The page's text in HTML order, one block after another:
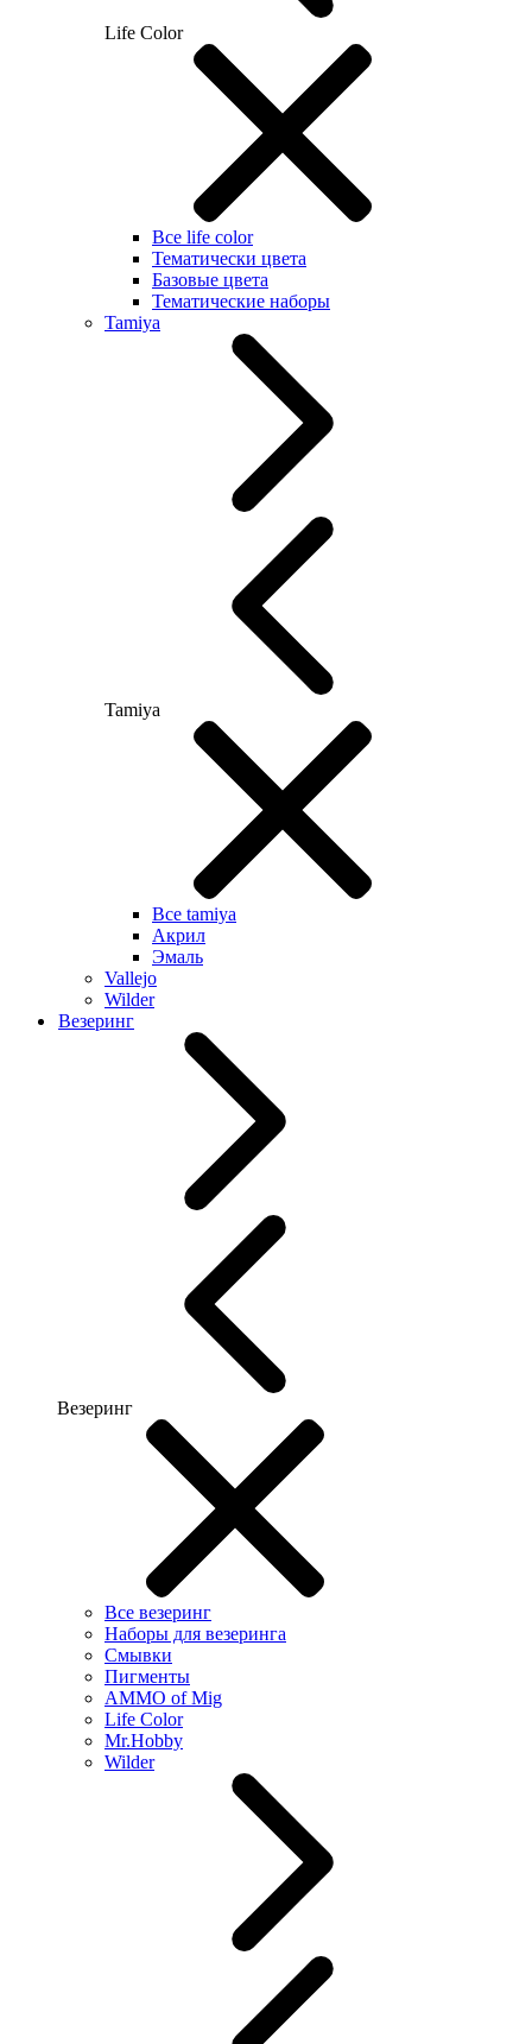
Life Color
Все life color
Тематически цвета
Базовые цвета
Тематические наборы
Tamiya
Tamiya
Все tamiya
Акрил
Эмаль
Vallejo
Wilder
Везеринг
Везеринг
Все везеринг
Наборы для везеринга
Смывки
Пигменты
AMMO of Mig
Life Color
Mr.Hobby
Wilder